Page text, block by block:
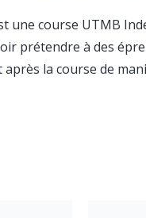
une course UTMB
prétendre à des
la course de